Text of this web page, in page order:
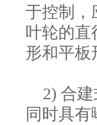
于控制，
叶轮的直
形和平板
2) 合建
同时具